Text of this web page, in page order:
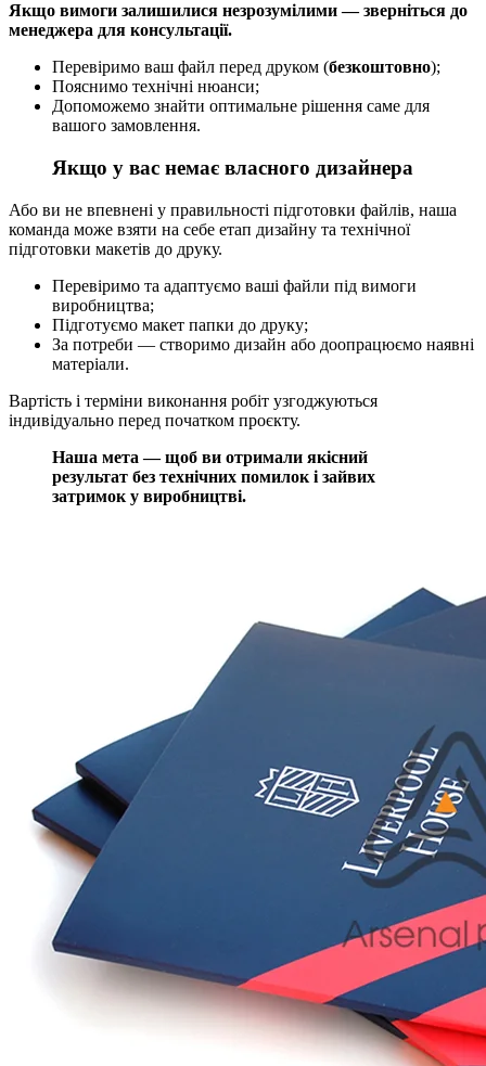
Якщо вимоги залишилися незрозумілими — зверніться до
менеджера для консультації.
Перевіримо ваш файл перед друком (безкоштовно);
Пояснимо технічні нюанси;
Допоможемо знайти оптимальне рішення саме для
вашого замовлення.
Якщо у вас немає власного дизайнера
Або ви не впевнені у правильності підготовки файлів, наша
команда може взяти на себе етап дизайну та технічної
підготовки макетів до друку.
Перевіримо та адаптуємо ваші файли під вимоги
виробництва;
Підготуємо макет папки до друку;
За потреби — створимо дизайн або доопрацюємо наявні
матеріали.
Вартість і терміни виконання робіт узгоджуються
індивідуально перед початком проєкту.
Наша мета — щоб ви отримали якісний
результат без технічних помилок і зайвих
затримок у виробництві.